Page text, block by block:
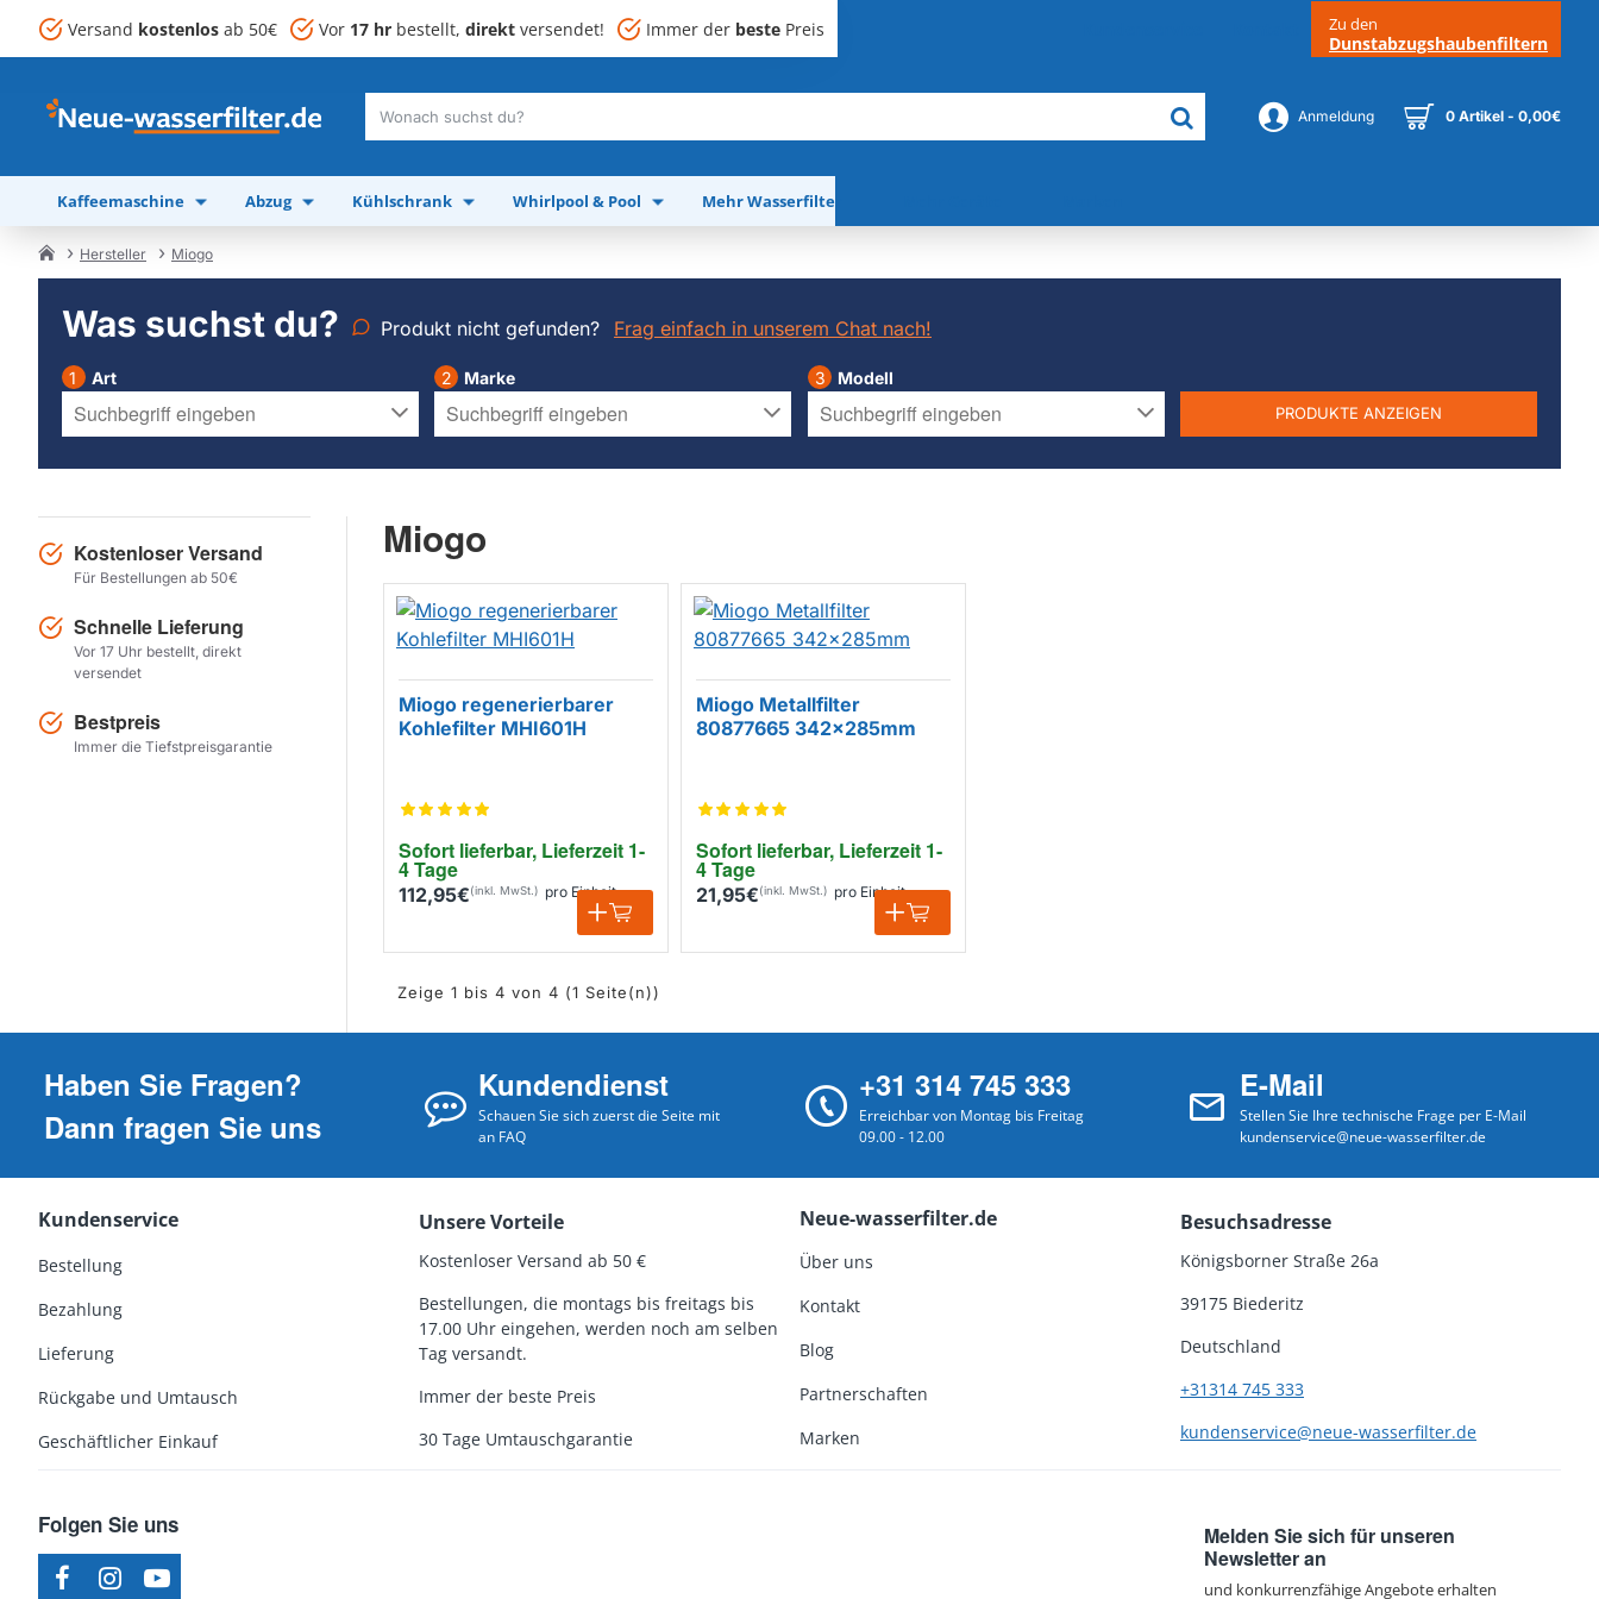
Versand kostenlos ab 50€ Vor 17 hr bestellt, direkt versendet! Immer der beste Preis Zu den
Dunstabzugshaubenfiltern
Wonach
du?
Anmeldung 0 Artikel - 0,00€
Kaffeemaschine Abzug Kühlschrank Whirlpool & Pool Mehr Wasserfilter
Hersteller Miogo
Was suchst du? Produkt nicht gefunden? Frag einfach in unserem Chat nach!
Art Marke Modell
PRODUKTE ANZEIGEN
Kostenloser Versand
Für Bestellungen ab 50€
Schnelle Lieferung
Vor 17 Uhr bestellt, direkt
versendet
Bestpreis
Immer die Tiefstpreisgarantie
Miogo
Sofort lieferbar, Lieferzeit 1-
4 Tage
Miogo regenerierbarer
Kohlefilter MHI601H
112,95€ pro Einheit
Sofort lieferbar, Lieferzeit 1-
4 Tage
Miogo Metallfilter
80877665 342x285mm
21,95€ pro Einheit
Zeige 1 bis 4 von 4 (1 Seite(n))
Haben Sie Fragen?
Dann fragen Sie uns
Kundendienst
Schauen Sie sich zuerst die Seite mit
an FAQ
+31 314 745 333
Erreichbar von Montag bis Freitag
09.00 - 12.00
E-Mail
Stellen Sie Ihre technische Frage per E-Mail
kundenservice@neue-wasserfilter.de
Kundenservice
Bestellung
Bezahlung
Lieferung
Rückgabe und Umtausch
Geschäftlicher Einkauf
Unsere Vorteile
Kostenloser Versand ab 50 €
Bestellungen, die montags bis freitags bis
17.00 Uhr eingehen, werden noch am selben
Tag versandt.
Immer der beste Preis
30 Tage Umtauschgarantie
Neue-wasserfilter.de
Über uns
Kontakt
Blog
Partnerschaften
Marken
Besuchsadresse
Königsborner Straße 26a
39175 Biederitz
Deutschland
+31314 745 333
kundenservice@neue-wasserfilter.de
Folgen Sie uns
Melden Sie sich für unseren
Newsletter an
und konkurrenzfähige Angebote erhalten